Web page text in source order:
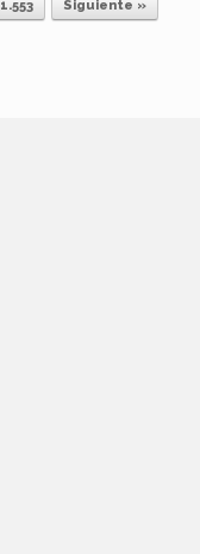
1.553 Siguiente »